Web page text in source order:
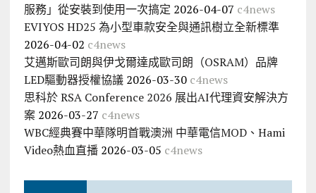
服務」從安裝到使用一次搞定 2026-04-07 c4news
EVIYOS HD25 為小型車款安全與通訊樹立全新標準
2026-04-02 c4news
艾邁斯歐司朗與伊戈爾達成歐司朗（OSRAM）品牌
LED驅動器授權協議 2026-03-30 c4news
思科於 RSA Conference 2026 展出AI代理資安解決方
案 2026-03-27 c4news
WBC經典賽中華隊明首戰澳洲 中華電信MOD、Hami
Video熱血直播 2026-03-05 c4news